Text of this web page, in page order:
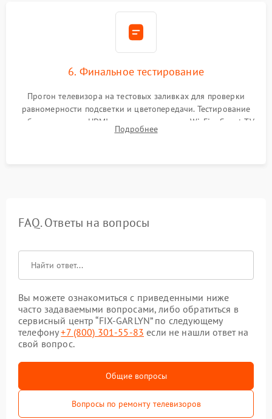
6. Финальное тестирование
Прогон телевизора на тестовых заливках для проверки
равномерности подсветки и цветопередачи. Тестирование
работы разъемов HDMI, динамиков, модуля Wi-Fi и Smart TV
в рабочем режиме в течение нескольких часов.
Подробнее
FAQ. Ответы на вопросы
Вы можете ознакомиться с приведенными ниже
часто задаваемыми вопросами, либо обратиться в
сервисный центр “FIX-GARLYN” по следующему
телефону+7 (800) 301-55-83 если не нашли ответ на
свой вопрос.
Общие вопросы
Вопросы по ремонту телевизоров